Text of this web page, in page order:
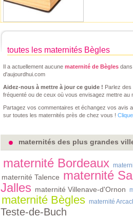
toutes les maternités Bègles
Il a actuellement aucune maternité de Bègles
d'aujourdhui.com
Aidez-nous à mettre à jour ce guide ! Parlez
fréquenté ou de ceux où vous envisagez mettre au
Partagez vos commentaires et échangez vos avis
sur toutes les maternités près de chez vous !
maternités des plus grandes
maternité Bordeaux
maternité Talence maternité
Jalles maternité Villenave-d'Ornon
maternité Bègles maternité
Teste-de-Buch